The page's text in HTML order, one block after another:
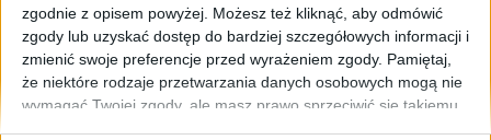
zgodnie z opisem powyżej. Możesz też kliknąć, aby odmówić
zgody lub uzyskać dostęp do bardziej szczegółowych informacji i
zmienić swoje preferencje przed wyrażeniem zgody. Pamiętaj,
że niektóre rodzaje przetwarzania danych osobowych mogą nie
wymagać Twojej zgody, ale masz prawo sprzeciwić się takiemu